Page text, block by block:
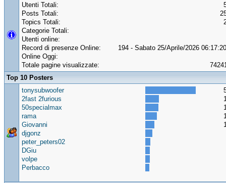
Utenti Totali:
Posts Totali:
Topics Totali:
Categorie Totali:
Utenti online:
Record di presenze Online:
194 - Sabato 25/Aprile/2026
Online Oggi:
Totale pagine visualizzate:
Top 10 Posters
tonysubwoofer
2fast 2furious
50specialmax
rama
Giovanni
djgonz
peter_peters02
DGiu
volpe
Perbacco